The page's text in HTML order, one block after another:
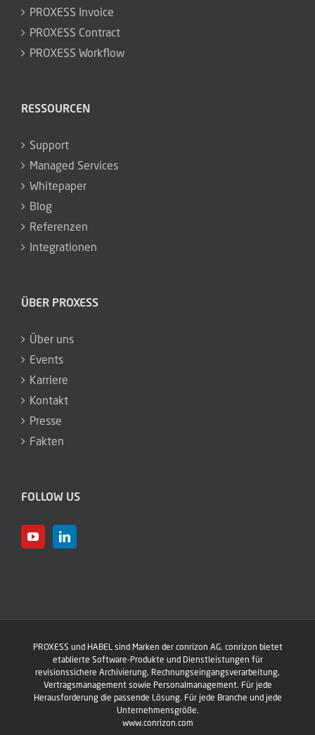
PROXESS Invoice
PROXESS Contract
PROXESS Workflow
RESSOURCEN
Support
Managed Services
Whitepaper
Blog
Referenzen
Integrationen
ÜBER PROXESS
Über uns
Events
Karriere
Kontakt
Presse
Fakten
FOLLOW US
PROXESS und HABEL sind Marken der conrizon AG. conrizon bietet
etablierte Software-Produkte und Dienstleistungen für
revisionssichere Archivierung, Rechnungseingangs­verarbeitung,
Vertragsmanagement sowie Personalmanagement. Für jede
Herausforderung die passende Lösung. Für jede Branche und jede
Unternehmensgröße.
www.conrizon.com